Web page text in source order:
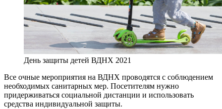
День защиты детей ВДНХ 2021
Все очные мероприятия на ВДНХ проводятся с соблюдением
необходимых санитарных мер. Посетителям нужно
придерживаться социальной дистанции и использовать
средства индивидуальной защиты.